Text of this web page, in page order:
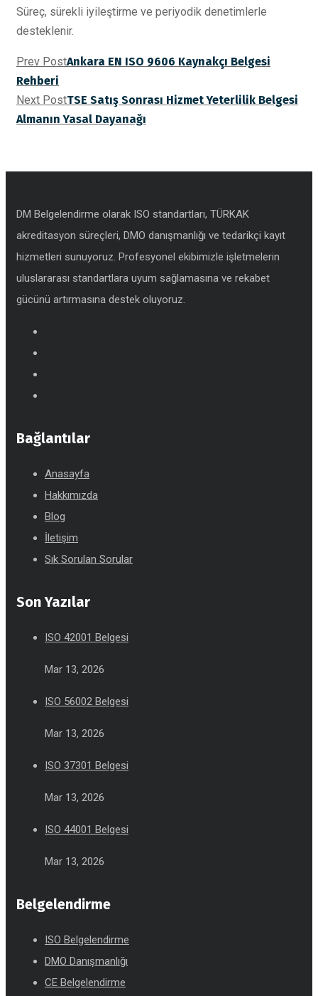
Süreç, sürekli iyileştirme ve periyodik denetimlerle
desteklenir.
Prev PostAnkara EN ISO 9606 Kaynakçı Belgesi
Rehberi
Next PostTSE Satış Sonrası Hizmet Yeterlilik Belgesi
Almanın Yasal Dayanağı
DM Belgelendirme olarak ISO standartları, TÜRKAK
akreditasyon süreçleri, DMO danışmanlığı ve tedarikçi kayıt
hizmetleri sunuyoruz. Profesyonel ekibimizle işletmelerin
uluslararası standartlara uyum sağlamasına ve rekabet
gücünü artırmasına destek oluyoruz.
Bağlantılar
Anasayfa
Hakkımızda
Blog
İletişim
Sık Sorulan Sorular
Son Yazılar
ISO 42001 Belgesi
Mar 13, 2026
ISO 56002 Belgesi
Mar 13, 2026
ISO 37301 Belgesi
Mar 13, 2026
ISO 44001 Belgesi
Mar 13, 2026
Belgelendirme
ISO Belgelendirme
DMO Danışmanlığı
CE Belgelendirme